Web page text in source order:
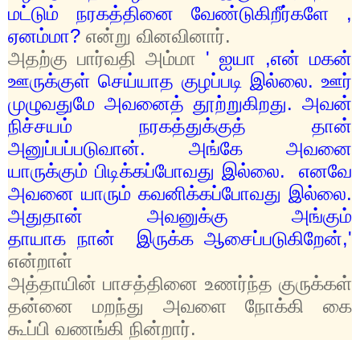
மட்டும் நரகத்தினை வேண்டுகிறீர்களே ,
ஏனம்மா? என்று வினவினார்.
அதற்கு பார்வதி அம்மா ' ஐயா ,என் மகன்
ஊருக்குள் செய்யாத குழப்படி இல்லை. ஊர்
முழுவதுமே அவனைத் தூற்றுகிறது. அவன்
நிச்சயம் நரகத்துக்குத் தான்
அனுப்பப்படுவான். அங்கே அவனை
யாருக்கும் பிடிக்கப்போவது இல்லை. எனவே
அவனை யாரும் கவனிக்கப்போவது இல்லை.
அதுதான் அவனுக்கு அங்கும்
தாயாக நான் இருக்க ஆசைப்படுகிறேன்,'
என்றாள்
அத்தாயின் பாசத்தினை உணர்ந்த குருக்கள்
தன்னை மறந்து அவளை நோக்கி கை
கூப்பி வணங்கி நின்றார்.